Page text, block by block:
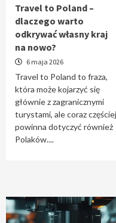
1
Travel to
własny
2
Oryginalne
dlaczego
Cięcie
Travel to Poland –
dlaczego warto
odkrywać własny kraj
na nowo?
6 maja 2026
Travel to Poland to fraza,
która może kojarzyć się
głównie z zagranicznymi
turystami, ale coraz częściej
powinna dotyczyć również
Polaków....